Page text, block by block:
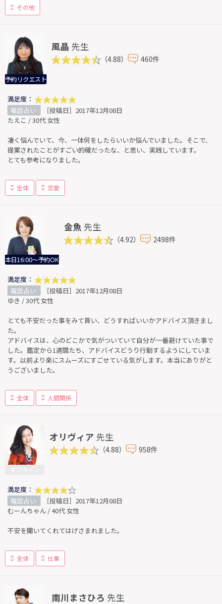
その他
予約リクエスト
風晶 先生
（4.88） 460件
満足度：
電話占い
［投稿日］2017年12月08日
たえこ / 30代 女性
凄く悩んでいて、今、一体何をしたらいいか悩んでいました。そこで、
提案されたことがすごい的確だったな、と思い、実践しています。
とても参考になりました。
全体 恋愛
本日16:00～予約OK
金魚 先生
（4.92） 2498件
満足度：
電話占い
［投稿日］2017年12月08日
ゆき / 30代 女性
とても不安だった事をみて貰い、どうすればいいかアドバイス頂きまし
た。
アドバイスは、心のどこかで気がついていて自分が一番避けていた事で
した。鑑定から1週間たち、アドバイスどうり行動するようにしていま
す。以前より楽にスムーズにすごせている気がします。本当にありがと
うございました。
全体 人間関係
オリヴィア 先生
（4.88） 958件
満足度：
電話占い
［投稿日］2017年12月08日
むーんちゃん / 40代 女性
不安を聞いてくれてはげさまれました。
全体 仕事
南川まさひろ 先生